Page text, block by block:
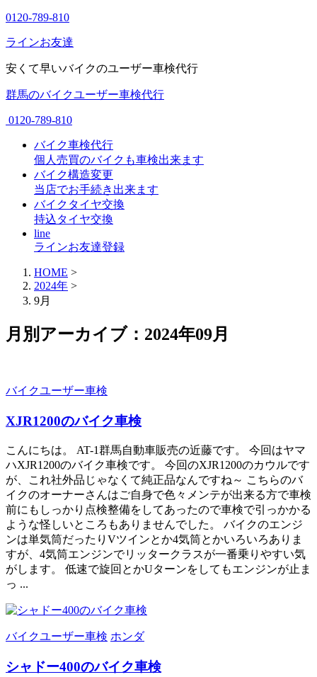
0120-789-810
ラインお友達
安くて早いバイクのユーザー車検代行
群馬のバイクユーザー車検代行
0120-789-810
バイク車検代行
個人売買のバイクも車検出来ます
バイク構造変更
当店でお手続き出来ます
バイクタイヤ交換
持込タイヤ交換
line
ラインお友達登録
HOME >
2024年 >
9月
月別アーカイブ：2024年09月
バイクユーザー車検
XJR1200のバイク車検
こんにちは。 AT-1群馬自動車販売の近藤です。 今回はヤマ
ハXJR1200のバイク車検です。 今回のXJR1200のカウルです
が、これ社外品じゃなくて純正品なんですね～ こちらのバ
イクのオーナーさんはご自身で色々メンテが出来る方で車検
前にもしっかり点検整備をしてあったので車検で引っかかる
ような怪しいところもありませんでした。 バイクのエンジ
ンは単気筒だったりVツインとか4気筒とかいろいろありま
すが、4気筒エンジンでリッタークラスが一番乗りやすい気
がします。 低速で旋回とかUターンをしてもエンジンが止ま
っ ...
バイクユーザー車検 ホンダ
シャドー400のバイク車検